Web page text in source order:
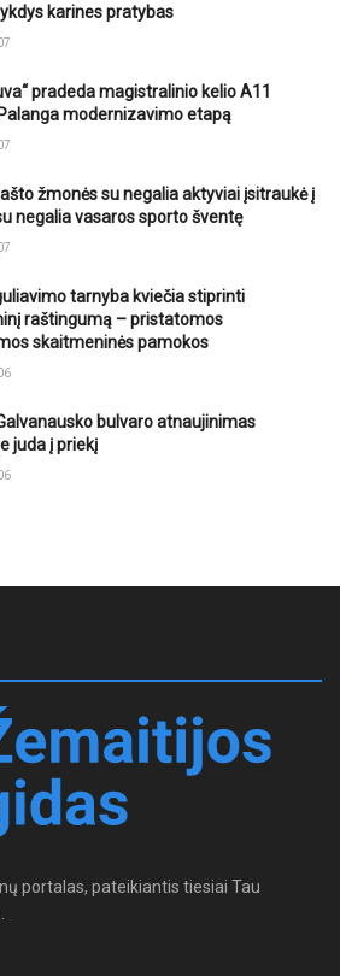
karines pratybas
pradeda magistralinio kelio A11
modernizavimo etapą
žmonės su negalia aktyviai įsitraukė į
negalia vasaros sporto šventę
tarnyba kviečia stiprinti
raštingumą – pristatomos
skaitmeninės pamokos
bulvaro atnaujinimas
juda į priekį
portalas, pateikiantis tiesiai Tau